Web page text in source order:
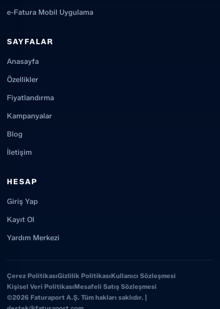
e-Fatura Mobil Uygulama
SAYFALAR
Anasayfa
Özellikler
Fiyatlandırma
Kampanyalar
Blog
İletişim
HESAP
Giriş Yap
Kayıt Ol
Yardım Merkezi
Çerez PolitikasıGizlilik PolitikasıKullanıcı Sözleşmesi
Kişisel Veri PolitikasıMesafeli Satış Sözleşmesi
©2026 Faturaport A.Ş. Tüm hakları saklıdır. |